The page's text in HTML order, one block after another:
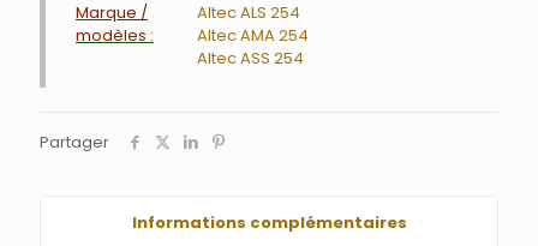
Marque /
modèles :
Altec ALS 254
Altec AMA 254
Altec ASS 254
Partager
Informations complémentaires